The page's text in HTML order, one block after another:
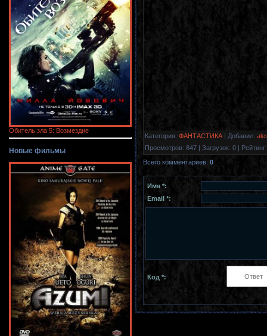
Обитель зла 5: Возмездие
Новые фильмы
Категория: ФАНТАСТИКА | Добавил:
Просмотров: 847 | Загрузок: 0 | Рейтинг:
Всего комментариев: 0
Имя *:
Email *:
Код *: